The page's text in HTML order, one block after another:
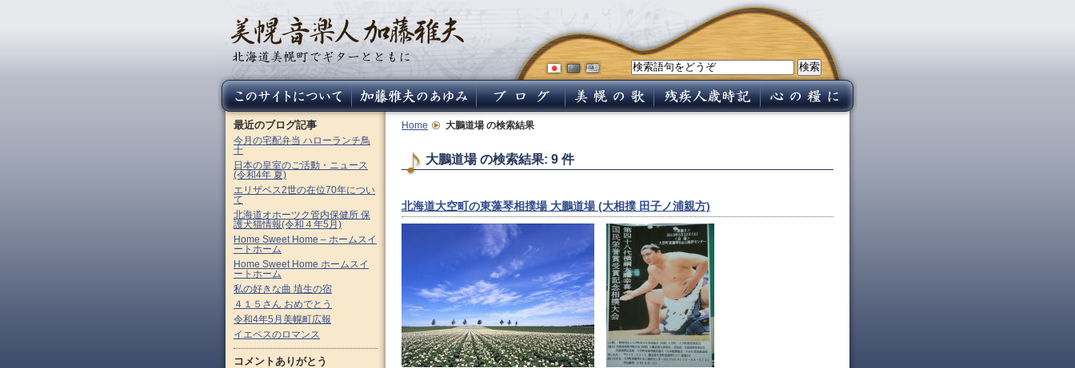
Home 大鵬道場 の検索結果
大鵬道場 の検索結果: 9 件
北海道大空町の東藻琴相撲場 大鵬道場 (大相撲 田子ノ浦親方)
最近のブログ記事
今月の宅配弁当 ハローランチ鳥
十
日本の皇室のご活動・ニュース
(令和4年 夏)
エリザベス2世の在位70年につい
て
北海道オホーツク管内保健所 保
護犬猫情報(令和４年5月)
Home Sweet Home – ホームスイ
ートホーム
Home Sweet Home ホームスイ
ートホーム
私の好きな曲 埴生の宿
４１５さん おめでとう
令和4年5月美幌町広報
イエペスのロマンス
コメントありがとう